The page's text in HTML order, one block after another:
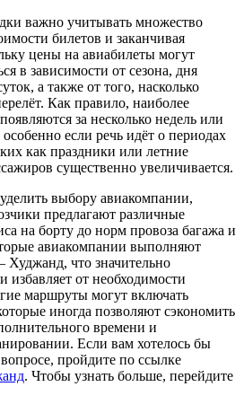
важно учитывать множество
билетов и заканчивая
цены на авиабилеты могут
в зависимости от сезона, дня
а также от того, насколько
Как правило, наиболее
за несколько недель или
если речь идёт о периодах
как праздники или летние
существенно увеличивается.
выбору авиакомпании,
предлагают различные
на борту до норм провоза багажа и
авиакомпании выполняют
что значительно
избавляет от необходимости
маршруты могут включать
иногда позволяют сэкономить
времени и
Если вам хотелось бы
пройдите по ссылке
. Чтобы узнать больше, перейдите